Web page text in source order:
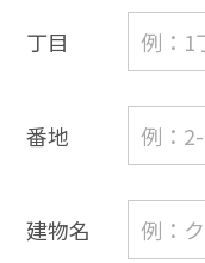
丁目
番地
建物名